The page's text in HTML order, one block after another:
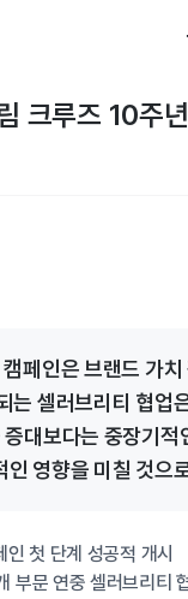
크루즈 10주
페인은 브랜드 가
는 셀러브리티 협업
대보다는 중장기
인 영향을 미칠 것으
첫 단계 성공적 개시
부문 연중 셀러브리티